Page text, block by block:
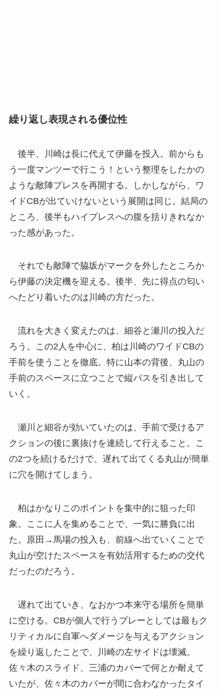
繰り返し表現される優位性
後半、川崎は長に代えて伊藤を投入。前からも
う一度マンツーで行こう！という整理をしたかの
ような敵陣プレスを再開する。しかしながら、ワ
イドCBが出ていけないという展開は同じ。結局の
ところ、後半もハイプレスへの腹を括りきれなか
った感があった。
それでも敵陣で脇坂がマークを外したところか
ら伊藤の決定機を迎える。後半、先に得点の匂い
へたどり着いたのは川崎の方だった。
流れを大きく変えたのは、細谷と瀬川の投入だ
ろう。この2人を中心に、柏は川崎のワイドCBの
手前を使うことを徹底。特に山本の背後、丸山の
手前のスペースに立つことで縦パスを引き出して
いく。
瀬川と細谷が効いていたのは、手前で受けるア
クションの後に裏抜けを連続して行えること。こ
の2つを続けるだけで、遅れて出てくる丸山が簡単
に穴を開けてしまう。
柏はかなりこのポイントを集中的に狙った印
象。ここに人を集めることで、一気に勝負に出
た。原田→馬場の投入も、前線へ出ていくことで
丸山が空けたスペースを有効活用するための交代
だったのだろう。
遅れて出ていき、なおかつ本来守る場所を簡単
に空ける。CBが個人で行うプレーとしては最もク
リティカルに自軍へダメージを与えるアクション
を繰り返したことで、川崎の左サイドは壊滅。
佐々木のスライド、三浦のカバーで何とか耐えて
いたが、佐々木のカバーが間に合わなかったタイ